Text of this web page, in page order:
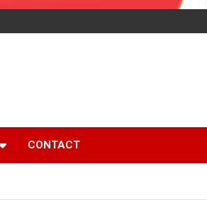
CONTACT